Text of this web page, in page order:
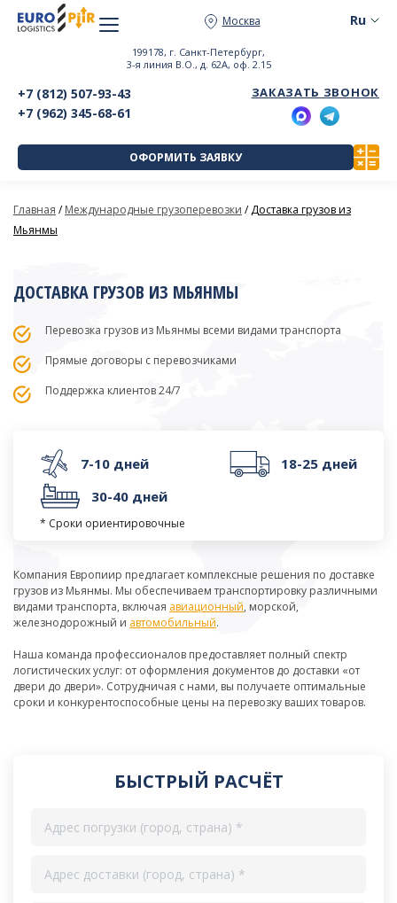
Москва
199178, г. Санкт-Петербург,
3-я линия В.О., д. 62А, оф. 2.15
+7 (812) 507-93-43
+7 (962) 345-68-61
ЗАКАЗАТЬ ЗВОНОК
ОФОРМИТЬ ЗАЯВКУ
Главная /Международные грузоперевозки /Доставка грузов из
Мьянмы
ДОСТАВКА ГРУЗОВ ИЗ МЬЯНМЫ
Перевозка грузов из Мьянмы всеми видами транспорта
Прямые договоры с перевозчиками
Поддержка клиентов 24/7
7-10 дней
18-25 дней
30-40 дней
* Сроки ориентировочные
Компания Европиир предлагает комплексные решения по доставке
грузов из Мьянмы. Мы обеспечиваем транспортировку различными
видами транспорта, включая авиационный, морской,
железнодорожный и автомобильный.
Наша команда профессионалов предоставляет полный спектр
логистических услуг: от оформления документов до доставки «от
двери до двери». Сотрудничая с нами, вы получаете оптимальные
сроки и конкурентоспособные цены на перевозку ваших товаров.
БЫСТРЫЙ РАСЧЁТ